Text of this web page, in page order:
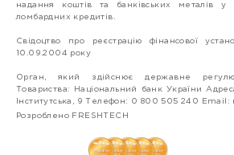
надання коштів та банківських металів у
ломбардних кредитів.
Свідоцтво про реєстрацію фінансової
10.09.2004 року
Орган, який здійснює державне
Товариства: Національний банк України
Інститутська, 9 Телефон: 0 800 505 240 Email:
Розроблено FRESHTECH